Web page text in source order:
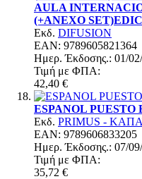
AULA
(+ANEXO
Εκδ. DIFUSION
EAN: 9789605821364
Ημερ. Έκδoσης.: 01/
Τιμή με ΦΠΑ:
42,40 €
ESPANOL
Εκδ. PRIMUS -
EAN: 9789606833205
Ημερ. Έκδoσης.: 07/
Τιμή με ΦΠΑ:
35,72 €